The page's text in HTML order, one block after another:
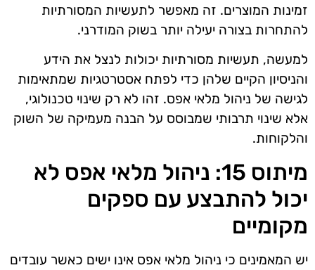
זמינות המוצרים. זה מאפשר לתעשיות המסורתיות
להתחרות בצורה יעילה יותר בשוק המודרני.
למעשה, תעשיות מסורתיות יכולות לנצל את הידע
והניסיון הקיים שלהן כדי לפתח אסטרטגיות שמתאימות
לגישה של ניהול מלאי אפס. זהו לא רק שינוי טכנולוגי,
אלא שינוי תרבותי שמבוסס על הבנה מעמיקה של השוק
והלקוחות.
מיתוס 15: ניהול מלאי אפס לא
יכול להתבצע עם ספקים
מקומיים
יש המאמינים כי ניהול מלאי אפס אינו ישים כאשר עובדים